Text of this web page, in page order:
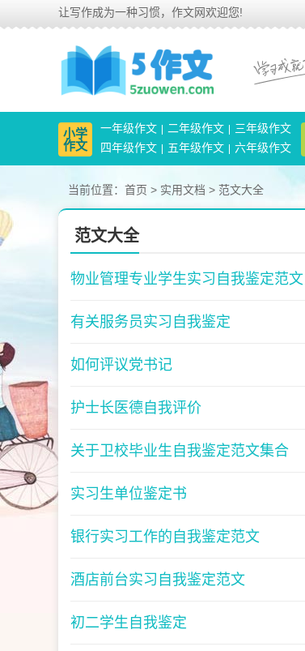
让写作成为一种习惯，作文网欢迎您!
小学
作文
一年级作文 二年级作文
三年级作文
四年级作文
五年级作文 六年级作文
当前位置： 首页 > 实用文档 > 范文大全
范文大全
物业管理专业学生实习自我鉴定范文
有关服务员实习自我鉴定
如何评议党书记
护士长医德自我评价
关于卫校毕业生自我鉴定范文集合
实习生单位鉴定书
银行实习工作的自我鉴定范文
酒店前台实习自我鉴定范文
初二学生自我鉴定